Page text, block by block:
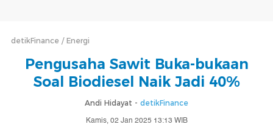
detikFinance Energi
Pengusaha Sawit Buka-bukaan
Soal Biodiesel Naik Jadi 40%
Andi Hidayat - detikFinance
Kamis, 02 Jan 2025 13:13 WIB